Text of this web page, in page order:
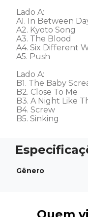
Lado A:
A1. In Between
A2. Kyoto Song
A3. The Blood
A4. Six Different
A5. Push
Lado A:
B1. The Baby
B2. Close To Me
B3. A Night Like
B4. Screw
B5. Sinking
Gênero